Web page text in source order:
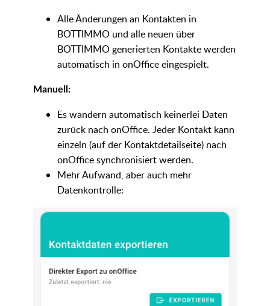
Alle Änderungen an Kontakten in
BOTTIMMO und alle neuen über
BOTTIMMO generierten Kontakte werden
automatisch in onOffice eingespielt.
Manuell:
Es wandern automatisch keinerlei Daten
zurück nach onOffice. Jeder Kontakt kann
einzeln (auf der Kontaktdetailseite) nach
onOffice synchronisiert werden.
Mehr Aufwand, aber auch mehr
Datenkontrolle: